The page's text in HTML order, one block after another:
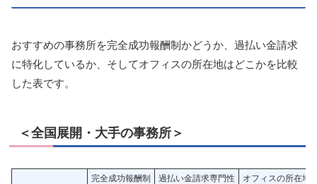
おすすめの事務所を完全成功報酬制かどうか、過払い金請求
に特化しているか、そしてオフィスの所在地はどこかを比較
した表です。
＜全国展開・大手の事務所＞
完全成功報酬制 過払い金請求専門性
オフィスの所在地